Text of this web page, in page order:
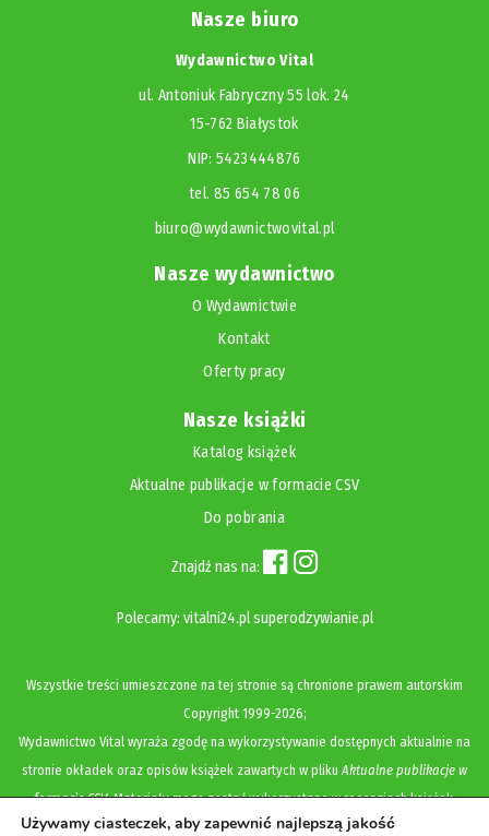
Nasze biuro
Wydawnictwo Vital
ul. Antoniuk Fabryczny 55 lok. 24
15-762 Białystok
NIP: 5423444876
tel. 85 654 78 06
biuro@wydawnictwovital.pl
Nasze wydawnictwo
O Wydawnictwie
Kontakt
Oferty pracy
Nasze książki
Katalog książek
Aktualne publikacje w formacie CSV
Do pobrania
Znajdź nas na:
Polecamy: vitalni24.pl superodzywianie.pl
Wszystkie treści umieszczone na tej stronie są chronione prawem autorskim
Copyright1999-2026;
Wydawnictwo Vital wyraża zgodę na wykorzystywanie dostępnych aktualnie na
stronie okładek oraz opisów książek zawartych w pliku Aktualne publikacje w
formacie CSV. Materiały mogą zostać wykorzystane w recenzjach książek,
katalogach internetowych, bibliotecznych (OPAC) oraz materiałach promujących
Używamy ciasteczek, aby zapewnić najlepszą jakość